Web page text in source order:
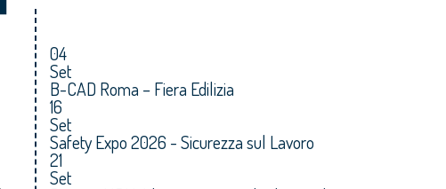
04
Set
B-CAD Roma – Fiera Edilizia
16
Set
Safety Expo 2026 - Sicurezza sul Lavoro
21
Set